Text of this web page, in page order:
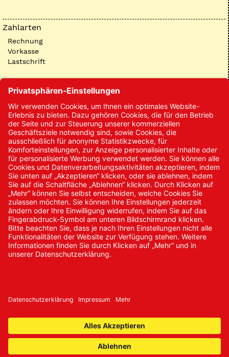
Zahlarten
Rechnung
Vorkasse
Lastschrift
Kontakt
Kontakt/Anfrage
Neukundenanmeldung
Kennwort vergessen
Bestellungen
Sendung verfolgen
© 2024 Promed Vertriebsgesellschaft mbH | Alle Rechte
* Alle Preise zzgl. gesetzlicher Mehrwertsteuer